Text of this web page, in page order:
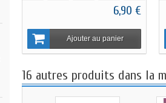
6,90 €
Ajouter au panier
16 autres produits dans la